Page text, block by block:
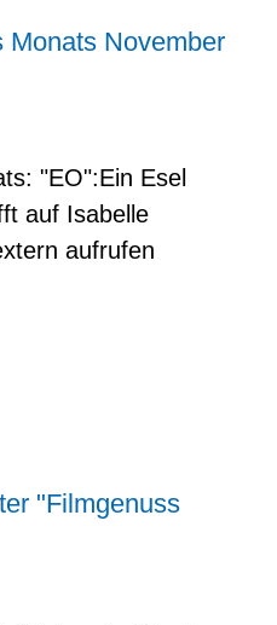
Monats November
"EO":Ein Esel
auf Isabelle
aufrufen
"Filmgenuss